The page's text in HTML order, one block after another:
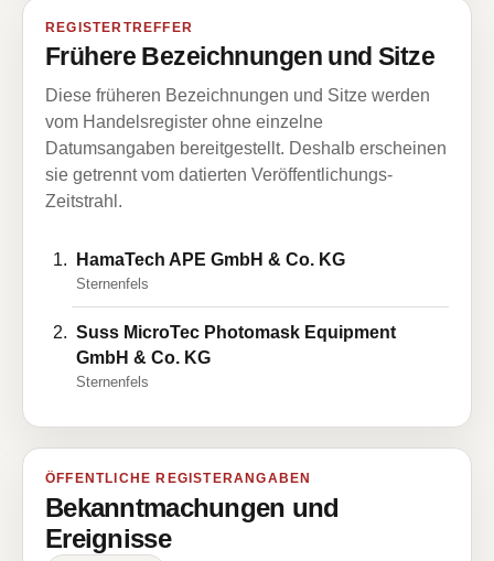
REGISTERTREFFER
Frühere Bezeichnungen und Sitze
Diese früheren Bezeichnungen und Sitze werden
vom Handelsregister ohne einzelne
Datumsangaben bereitgestellt. Deshalb erscheinen
sie getrennt vom datierten Veröffentlichungs-
Zeitstrahl.
HamaTech APE GmbH & Co. KG
Sternenfels
Suss MicroTec Photomask Equipment
GmbH & Co. KG
Sternenfels
ÖFFENTLICHE REGISTERANGABEN
Bekanntmachungen und
Ereignisse